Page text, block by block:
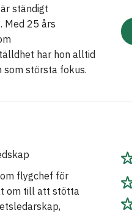
ständigt
Med 25 års
har hon alltid
största fokus.
flygchef för
om till att stötta